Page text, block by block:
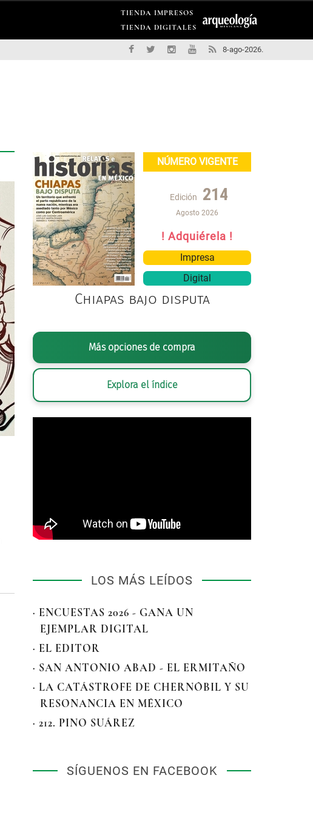
TIENDA IMPRESOS
TIENDA DIGITALES
8-ago-2026.
NÚMERO VIGENTE
Edición 214
Agosto 2026
! Adquiérela !
Impresa
Digital
Chiapas bajo disputa
Más opciones de compra
Explora el índice
LOS MÁS LEÍDOS
· ENCUESTAS 2026 - GANA UN
EJEMPLAR DIGITAL
· EL EDITOR
· SAN ANTONIO ABAD - EL ERMITAÑO
· LA CATÁSTROFE DE CHERNÓBIL Y SU
RESONANCIA EN MÉXICO
· 212. PINO SUÁREZ
SÍGUENOS EN FACEBOOK